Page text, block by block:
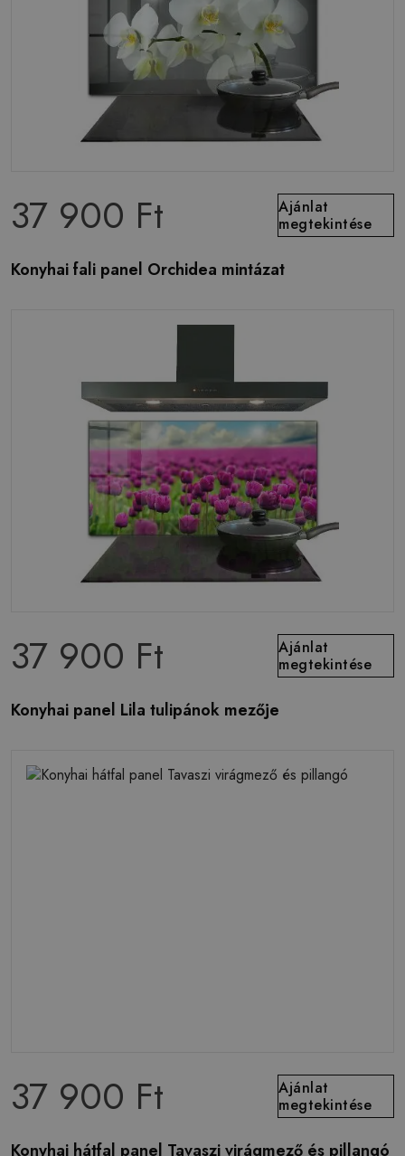
37 900 Ft
Ajánlat
megtekintése
Konyhai fali panel Orchidea mintázat
37 900 Ft
Ajánlat
megtekintése
Konyhai panel Lila tulipánok mezője
37 900 Ft
Ajánlat
megtekintése
Konyhai hátfal panel Tavaszi virágmező és pillangó